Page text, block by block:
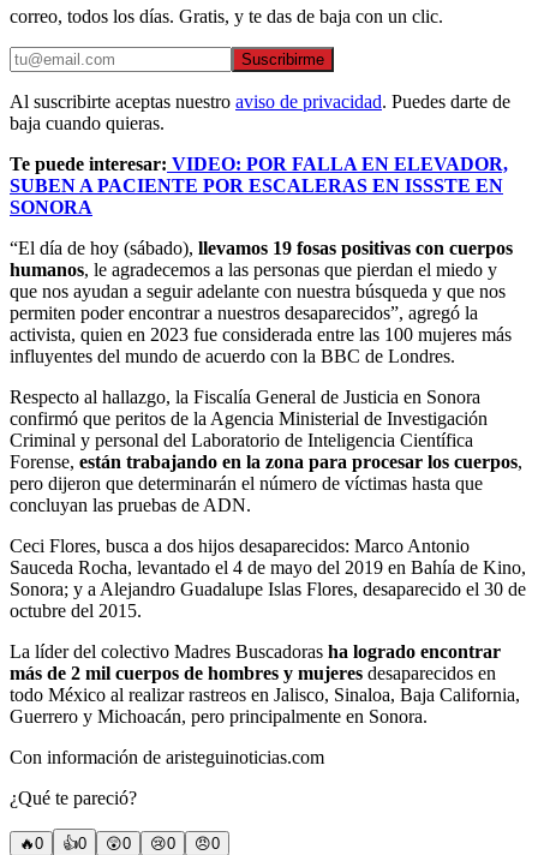
correo, todos los días. Gratis, y te das de baja con un clic.
Suscribirme
Al suscribirte aceptas nuestro aviso de privacidad. Puedes darte de
baja cuando quieras.
Te puede interesar: VIDEO: POR FALLA EN ELEVADOR,
SUBEN A PACIENTE POR ESCALERAS EN ISSSTE EN
SONORA
“El día de hoy (sábado), llevamos 19 fosas positivas con cuerpos
humanos, le agradecemos a las personas que pierdan el miedo y
que nos ayudan a seguir adelante con nuestra búsqueda y que nos
permiten poder encontrar a nuestros desaparecidos”, agregó la
activista, quien en 2023 fue considerada entre las 100 mujeres más
influyentes del mundo de acuerdo con la BBC de Londres.
Respecto al hallazgo, la Fiscalía General de Justicia en Sonora
confirmó que peritos de la Agencia Ministerial de Investigación
Criminal y personal del Laboratorio de Inteligencia Científica
Forense, están trabajando en la zona para procesar los cuerpos,
pero dijeron que determinarán el número de víctimas hasta que
concluyan las pruebas de ADN.
Ceci Flores, busca a dos hijos desaparecidos: Marco Antonio
Sauceda Rocha, levantado el 4 de mayo del 2019 en Bahía de Kino,
Sonora; y a Alejandro Guadalupe Islas Flores, desaparecido el 30 de
octubre del 2015.
La líder del colectivo Madres Buscadoras ha logrado encontrar
más de 2 mil cuerpos de hombres y mujeres desaparecidos en
todo México al realizar rastreos en Jalisco, Sinaloa, Baja California,
Guerrero y Michoacán, pero principalmente en Sonora.
Con información de aristeguinoticias.com
¿Qué te pareció?
🔥0 👍0 😲0 😢0 😠0